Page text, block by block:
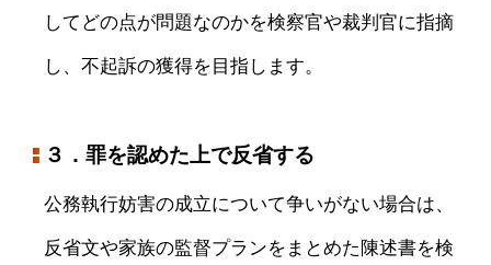
してどの点が問題なのかを検察官や裁判官に指摘
し、不起訴の獲得を目指します。
３．罪を認めた上で反省する
公務執行妨害の成立について争いがない場合は、
反省文や家族の監督プランをまとめた陳述書を検